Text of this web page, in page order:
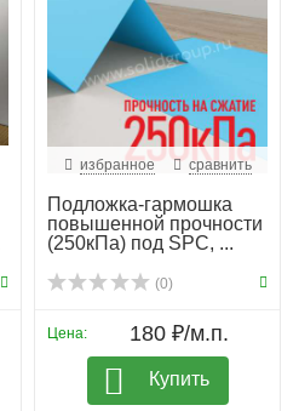
избранное сравнить
Подложка-гармошка
повышенной прочности
(250кПа) под SPC, ...
(0)
Цена: 180 ₽/м.п.
Купить